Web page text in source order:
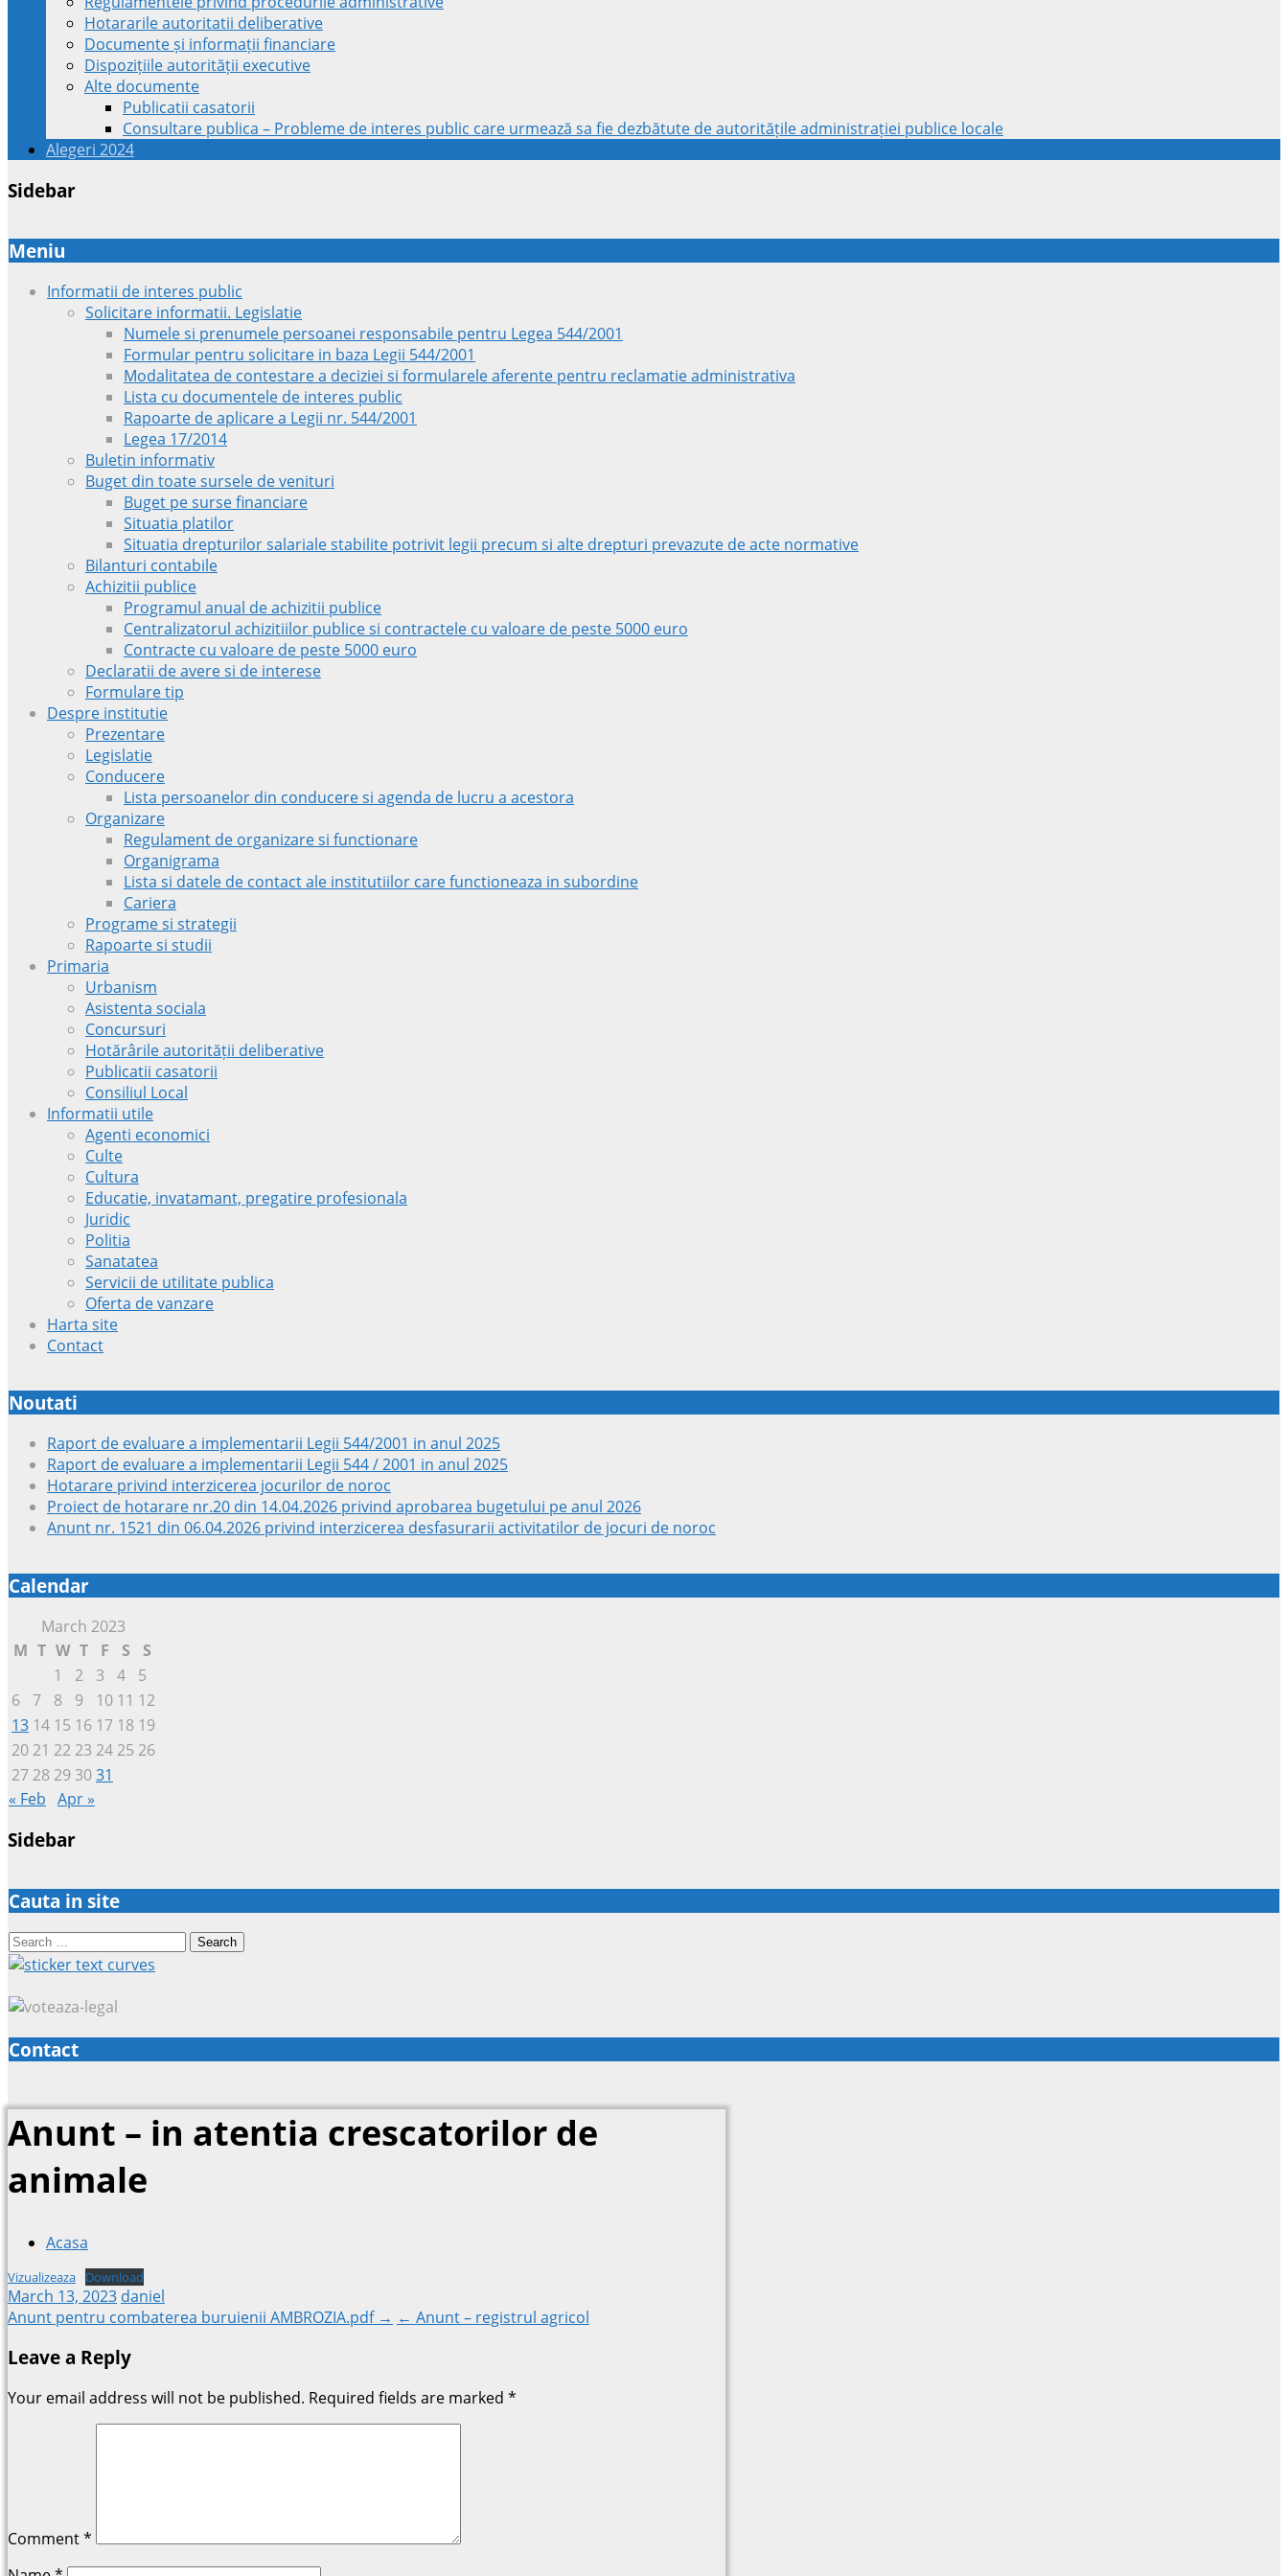
Hotararile autoritatii deliberative
Documente și informații financiare
Dispozițiile autorității executive
Alte documente
Publicatii casatorii
Consultare publica – Probleme de interes public care urmează sa fie dezbătute de autoritățile administrației publice locale
Alegeri 2024
Sidebar
Meniu
Informatii de interes public
Solicitare informatii. Legislatie
Numele si prenumele persoanei responsabile pentru Legea 544/2001
Formular pentru solicitare in baza Legii 544/2001
Modalitatea de contestare a deciziei si formularele aferente pentru reclamatie administrativa
Lista cu documentele de interes public
Rapoarte de aplicare a Legii nr. 544/2001
Legea 17/2014
Buletin informativ
Buget din toate sursele de venituri
Buget pe surse financiare
Situatia platilor
Situatia drepturilor salariale stabilite potrivit legii precum si alte drepturi prevazute de acte normative
Bilanturi contabile
Achizitii publice
Programul anual de achizitii publice
Centralizatorul achizitiilor publice si contractele cu valoare de peste 5000 euro
Contracte cu valoare de peste 5000 euro
Declaratii de avere si de interese
Formulare tip
Despre institutie
Prezentare
Legislatie
Conducere
Lista persoanelor din conducere si agenda de lucru a acestora
Organizare
Regulament de organizare si functionare
Organigrama
Lista si datele de contact ale institutiilor care functioneaza in subordine
Cariera
Programe si strategii
Rapoarte si studii
Primaria
Urbanism
Asistenta sociala
Concursuri
Hotărârile autorității deliberative
Publicatii casatorii
Consiliul Local
Informatii utile
Agenti economici
Culte
Cultura
Educatie, invatamant, pregatire profesionala
Juridic
Politia
Sanatatea
Servicii de utilitate publica
Oferta de vanzare
Harta site
Contact
Noutati
Raport de evaluare a implementarii Legii 544/2001 in anul 2025
Raport de evaluare a implementarii Legii 544 / 2001 in anul 2025
Hotarare privind interzicerea jocurilor de noroc
Proiect de hotarare nr.20 din 14.04.2026 privind aprobarea bugetului pe anul 2026
Anunt nr. 1521 din 06.04.2026 privind interzicerea desfasurarii activitatilor de jocuri de noroc
Calendar
March 2023
M T W T F S
S
1
2 3 4
5
6
7 8 9 10 11 12
13 14 15 16 17 18 19
20 21 22 23 24 25 26
27 28 29 3031
« Feb Apr »
Sidebar
Cauta in site
Search
for:
Contact
Anunt – in atentia crescatorilor de
animale
Acasa
Vizualizeaza Download
March 13, 2023 daniel
Post
navigation
Anunt pentru combaterea buruienii AMBROZIA.pdf → ← Anunt – registrul agricol
Leave a Reply
Your email address will not be published. Required fields are marked *
Comment*